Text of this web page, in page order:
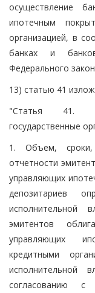
осуществление
ипотечным
организацией, в
банках и
Федерального
13) статью 41
"Статья 41.
государственные
1. Объем,
отчетности
управляющих
депозитариев
эмитентов
управляющих
кредитными
исполнительной
согласованию с